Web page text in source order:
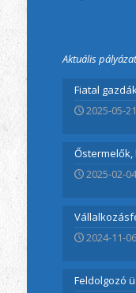
Aktuális
Fiatal
2025-05-21
2025-02-04
2024-11-06
Feldolgozó